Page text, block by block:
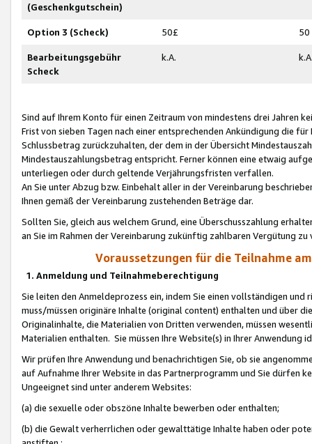
(Geschenkgutschein)
Option 3 (Scheck) 50£ 50
Bearbeitungsgebühr
Scheck
k.A.
Sind auf Ihrem Konto für einen Zeitraum von mindestens drei Jahren
Frist von sieben Tagen nach einer entsprechenden Ankündigung die
Schlussbetrag zurückzuhalten, der dem in der Übersicht
Mindestauszahlungsbetrag entspricht. Ferner können eine etwaig
unterliegen oder durch geltende Verjährungsfristen verfallen.
An Sie unter Abzug bzw. Einbehalt aller in der Vereinbarung
Ihnen gemäß der Vereinbarung zustehenden Beträge dar.
Sollten Sie, gleich aus welchem Grund, eine Überschusszahlung
an Sie im Rahmen der Vereinbarung zukünftig zahlbaren Vergütung zu
Voraussetzungen für die Teilnahme
1. Anmeldung und Teilnahmeberechtigung
Sie leiten den Anmeldeprozess ein, indem Sie einen vollständigen
muss/müssen originäre Inhalte (original content) enthalten und über
Originalinhalte, die Materialien von Dritten verwenden, müssen
Materialien enthalten. Sie müssen Ihre Website(s) in Ihrer Anwendung
Wir prüfen Ihre Anwendung und benachrichtigen Sie, ob sie
auf Aufnahme Ihrer Website in das Partnerprogramm und Sie dürfen
Ungeeignet sind unter anderem Websites:
(a) die sexuelle oder obszöne Inhalte bewerben oder enthalten;
(b) die Gewalt verherrlichen oder gewalttätige Inhalte haben oder